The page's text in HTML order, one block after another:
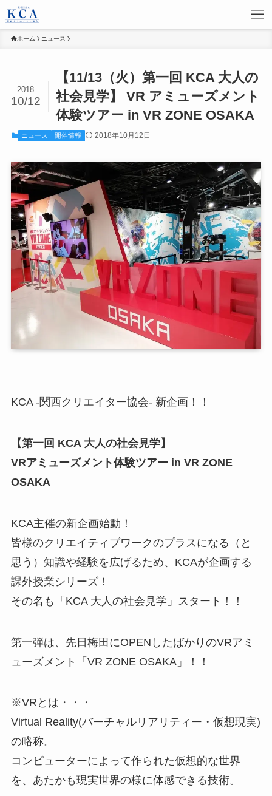
ホーム ニュース
【11/13（火）第一回 KCA 大人の
社会見学】 VR アミューズメント
体験ツアー in VR ZONE OSAKA
2018
10/12
ニュース 開催情報 2018年10月12日
KCA -関西クリエイター協会- 新企画！！
【第一回 KCA 大人の社会見学】
VRアミューズメント体験ツアー in VR ZONE
OSAKA
KCA主催の新企画始動！
皆様のクリエイティブワークのプラスになる（と
思う）知識や経験を広げるため、KCAが企画する
課外授業シリーズ！
その名も「KCA 大人の社会見学」スタート！！
第一弾は、先日梅田にOPENしたばかりのVRアミ
ューズメント「VR ZONE OSAKA」！！
※VRとは・・・
Virtual Reality(バーチャルリアリティー・仮想現実)
の略称。
コンピューターによって作られた仮想的な世界
を、あたかも現実世界の様に体感できる技術。